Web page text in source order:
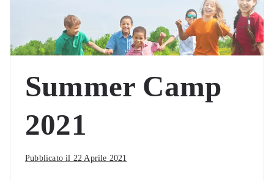
Summer Camp
2021
Pubblicato il 22 Aprile 2021